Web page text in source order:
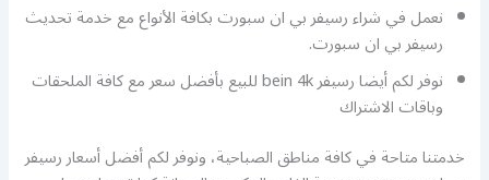
نعمل في شراء رسيفر بي ان سبورت بكافة الأنواع مع خدمة تحديث
رسيفر بي ان سبورت.
نوفر لكم أيضا رسيفر bein 4k للبيع بأفضل سعر مع كافة الملحقات
وباقات الاشتراك
خدمتنا متاحة في كافة مناطق الصباحية، ونوفر لكم أفضل أسعار رسيفر